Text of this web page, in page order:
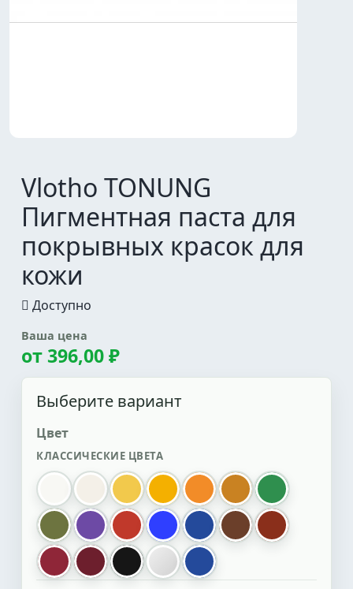
Vlotho TONUNG
Пигментная паста для
покрывных красок для
кожи
Доступно
Ваша цена
от396,00 ₽
Выберите вариант
Цвет
КЛАССИЧЕСКИЕ ЦВЕТА
белый белый перламутровый
желтыйзолотистыйоранжевый
охра зеленый
болотныйфиолетовый
красныйультрамарин электрик
синийкоричневый
красный
гранатовый
Бордочерныйоранжевый R
Синий R